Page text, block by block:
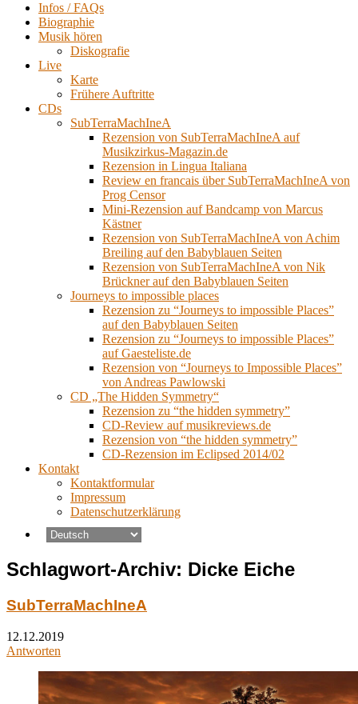
Infos / FAQs
Biographie
Musik hören
Diskografie
Live
Karte
Frühere Auftritte
CDs
SubTerraMachIneA
Rezension von SubTerraMachIneA auf
Musikzirkus-Magazin.de
Rezension in Lingua Italiana
Review en francais über SubTerraMachIneA von
Prog Censor
Mini-Rezension auf Bandcamp von Marcus
Kästner
Rezension von SubTerraMachIneA von Achim
Breiling auf den Babyblauen Seiten
Rezension von SubTerraMachIneA von Nik
Brückner auf den Babyblauen Seiten
Journeys to impossible places
Rezension zu “Journeys to impossible Places”
auf den Babyblauen Seiten
Rezension zu “Journeys to impossible Places”
auf Gaesteliste.de
Rezension von “Journeys to Impossible Places”
von Andreas Pawlowski
CD „The Hidden Symmetry“
Rezension zu “the hidden symmetry”
CD-Review auf musikreviews.de
Rezension von “the hidden symmetry”
CD-Rezension im Eclipsed 2014/02
Kontakt
Kontaktformular
Impressum
Datenschutzerklärung
Schlagwort-Archiv: Dicke Eiche
SubTerraMachIneA
12.12.2019
Antworten